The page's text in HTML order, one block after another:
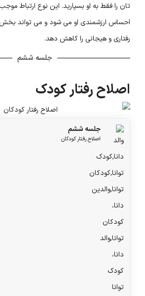
۳- یادداشت کردن مچ گیری های مثبت.
تان را فقط به او بسپارید. این نوع ارتباط
احساس ارزشمندی او می شود و می تواند
رفتاری و هیجانی را کاهش دهد.
جلسه ششم
اصلاح رفتار کودک
جلسه ششم
اصلاح رفتار کودکان